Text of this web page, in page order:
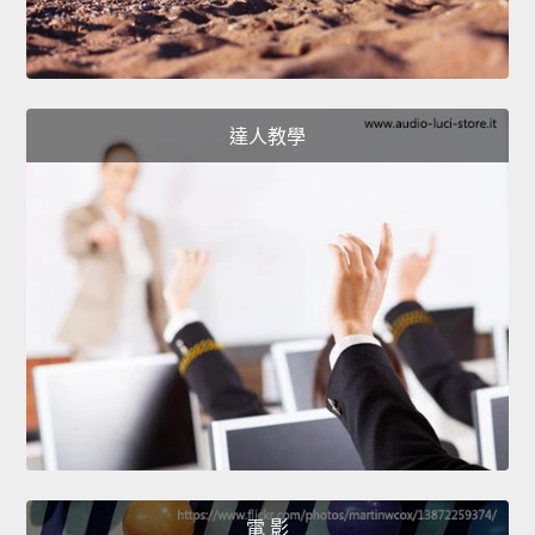
達人教學
電 影